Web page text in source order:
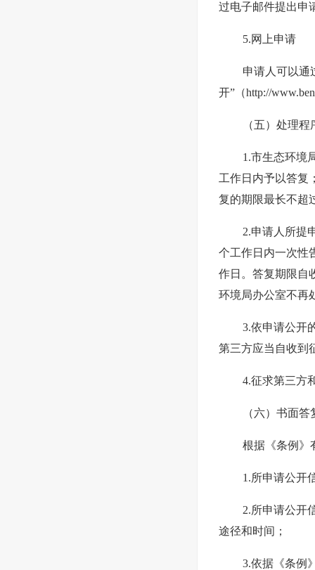
过电子邮件提出申
5.网上申请
申请人可以通
开”（http://
（五）处理
1.市生态环境
工作日内予以答复
复的期限最长不超
2.申请人所提
个工作日内一次性
作日。答复期限自
环境局办公室不再
3.依申请公开
第三方应当自收到
4.征求第三方
（六）书面答
根据《条例》
1.所申请公开
2.所申请公开
途径和时间；
3.依据《条例